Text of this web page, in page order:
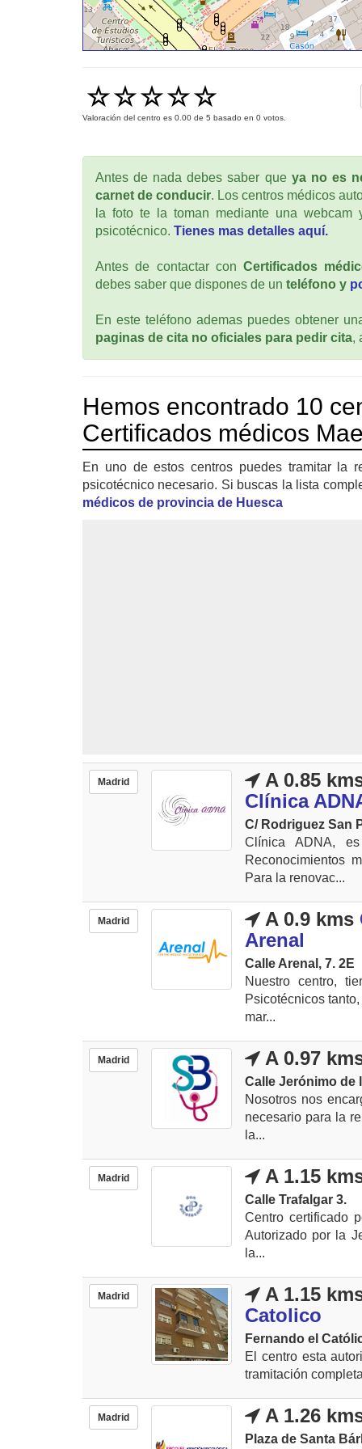
Valoración del centro es 0.00 de 5 basado en 0 votos.
Antes de nada debes saber que ya no es
carnet de conducir. Los centros médicos
la foto te la toman mediante una
psicotécnico. Tienes mas detalles aquí.
Antes de contactar conCertificados
debes saber que dispones de un teléfono y
En este teléfono ademas puedes obtener
paginas de cita no oficiales para pedir cita,
Hemos encontrado 10
Certificados médicos
En uno de estos centros puedes tramitar la
psicotécnico necesario. Si buscas la lista
médicos de provincia de Huesca
Madrid
A 0.85
Clínica
C/ Rodriguez San
Clínica ADNA,
Reconocimientos
Para la renovac...
Madrid A 0.9 kms
Arenal
Calle Arenal, 7. 2E
Nuestro centro,
Psicotécnicos
mar...
Madrid A 0.97
Calle Jerónimo de
Nosotros nos
necesario para la
la...
Madrid A 1.15
Calle Trafalgar 3.
Centro certificado
Autorizado por la
la...
Madrid
A 1.15
Catolico
Fernando el
El centro esta
tramitación
Madrid A 1.26
Plaza de Santa